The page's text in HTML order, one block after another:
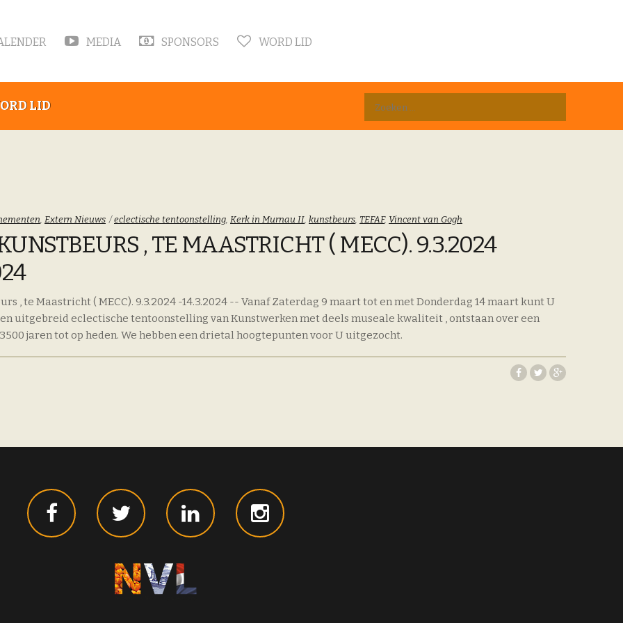
MEDIA SPONSORS WORD LID
LID
Zoeken
Extern Nieuws Tags:
eclectische tentoonstelling Kerk in Murnau II kunstbeurs TEFAF, Vincent van Gogh
, TE MAASTRICHT ( MECC). 9.3.2024
, te Maastricht ( MECC). 9.3.2024 -14.3.2024 -- Vanaf Zaterdag 9 maart tot en met Donderdag 14 maart kunt U
uitgebreid eclectische tentoonstelling van Kunstwerken met deels museale kwaliteit , ontstaan over een
jaren tot op heden. We hebben een drietal hoogtepunten voor U uitgezocht.